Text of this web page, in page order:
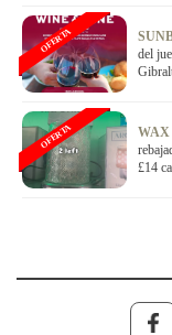
del
OFERTA
WAX
£14
OFERTA